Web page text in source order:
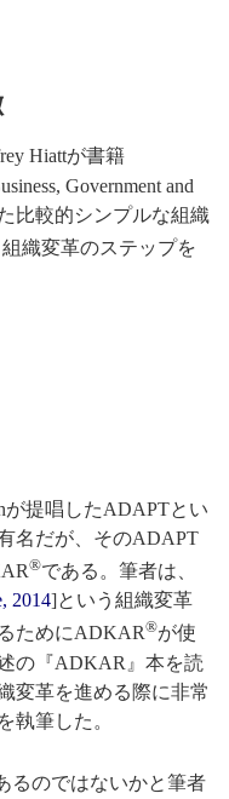
Hiattが書籍
Government and
比較的シンプルな組織
織変革のステップを
が提唱したADAPTとい
名だが、そのADAPT
®である。筆者は、
2014]という組織変革
ためにADKAR®が使
の『ADKAR』本を読
変革を進める際に非常
執筆した。
るのではないかと筆者